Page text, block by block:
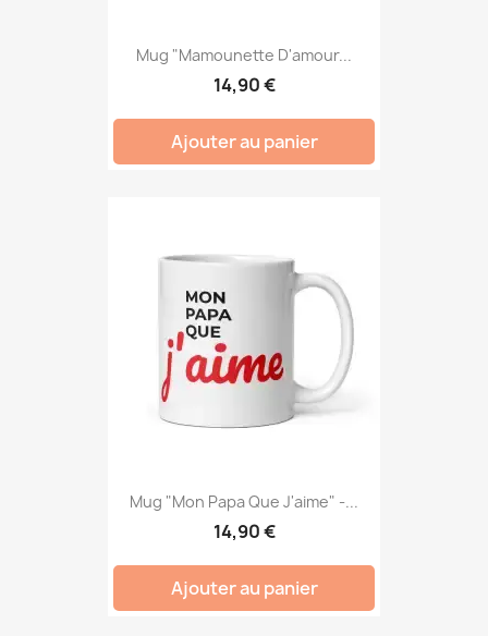
Mug "Mamounette D'amour...
14,90 €
Ajouter au panier
Mug "Mon Papa Que J'aime" -...
14,90 €
Ajouter au panier